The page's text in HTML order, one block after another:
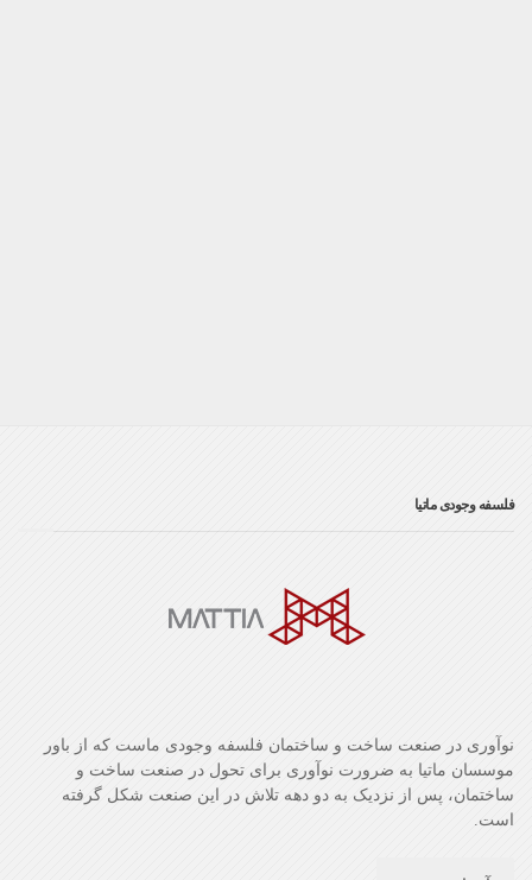
فلسفه وجودی ماتیا
نوآوری در صنعت ساخت و ساختمان فلسفه وجودی ماست که از باور
موسسان ماتیا به ضرورت نوآوری برای تحول در صنعت ساخت و
ساختمان، پس از نزدیک به دو دهه تلاش در این صنعت شکل گرفته
است.